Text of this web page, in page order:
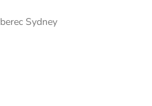
Sydney